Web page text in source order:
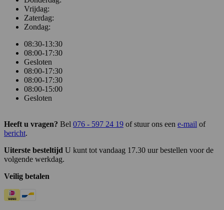
Vrijdag:
Zaterdag:
Zondag:
08:30-13:30
08:00-17:30
Gesloten
08:00-17:30
08:00-17:30
08:00-15:00
Gesloten
Heeft u vragen? Bel 076 - 597 24 19 of stuur ons een e-mail of
bericht.
Uiterste besteltijd U kunt tot vandaag 17.30 uur bestellen voor de
volgende werkdag.
Veilig betalen